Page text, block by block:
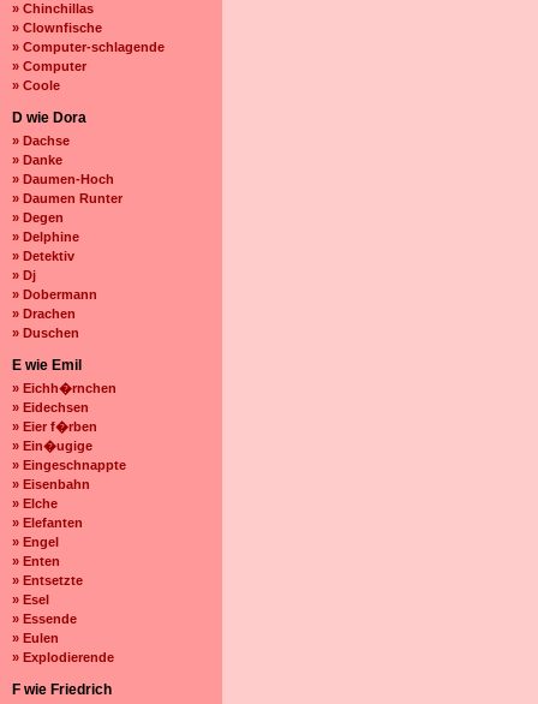
» Chinchillas
» Clownfische
» Computer-schlagende
» Computer
» Coole
D wie Dora
» Dachse
» Danke
» Daumen-Hoch
» Daumen Runter
» Degen
» Delphine
» Detektiv
» Dj
» Dobermann
» Drachen
» Duschen
E wie Emil
» Eichh�rnchen
» Eidechsen
» Eier f�rben
» Ein�ugige
» Eingeschnappte
» Eisenbahn
» Elche
» Elefanten
» Engel
» Enten
» Entsetzte
» Esel
» Essende
» Eulen
» Explodierende
F wie Friedrich